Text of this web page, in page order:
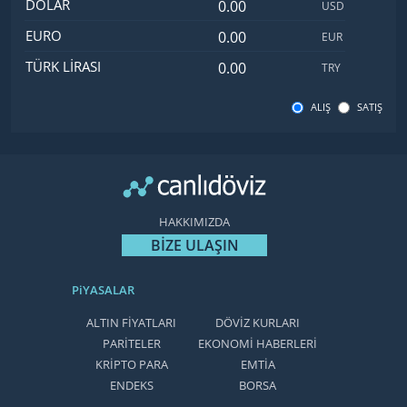
DOLAR USD
EURO Euro değeri EUR
TÜRK LIRASI Türk Lirası değeri
TRY
ALIŞ SATIŞ
HAKKIMIZDA
BİZE ULAŞIN
PiYASALAR
ALTIN FİYATLARI
DÖVİZ KURLARI
PARİTELER
EKONOMİ HABERLERİ
KRİPTO PARA
EMTİA
ENDEKS
BORSA